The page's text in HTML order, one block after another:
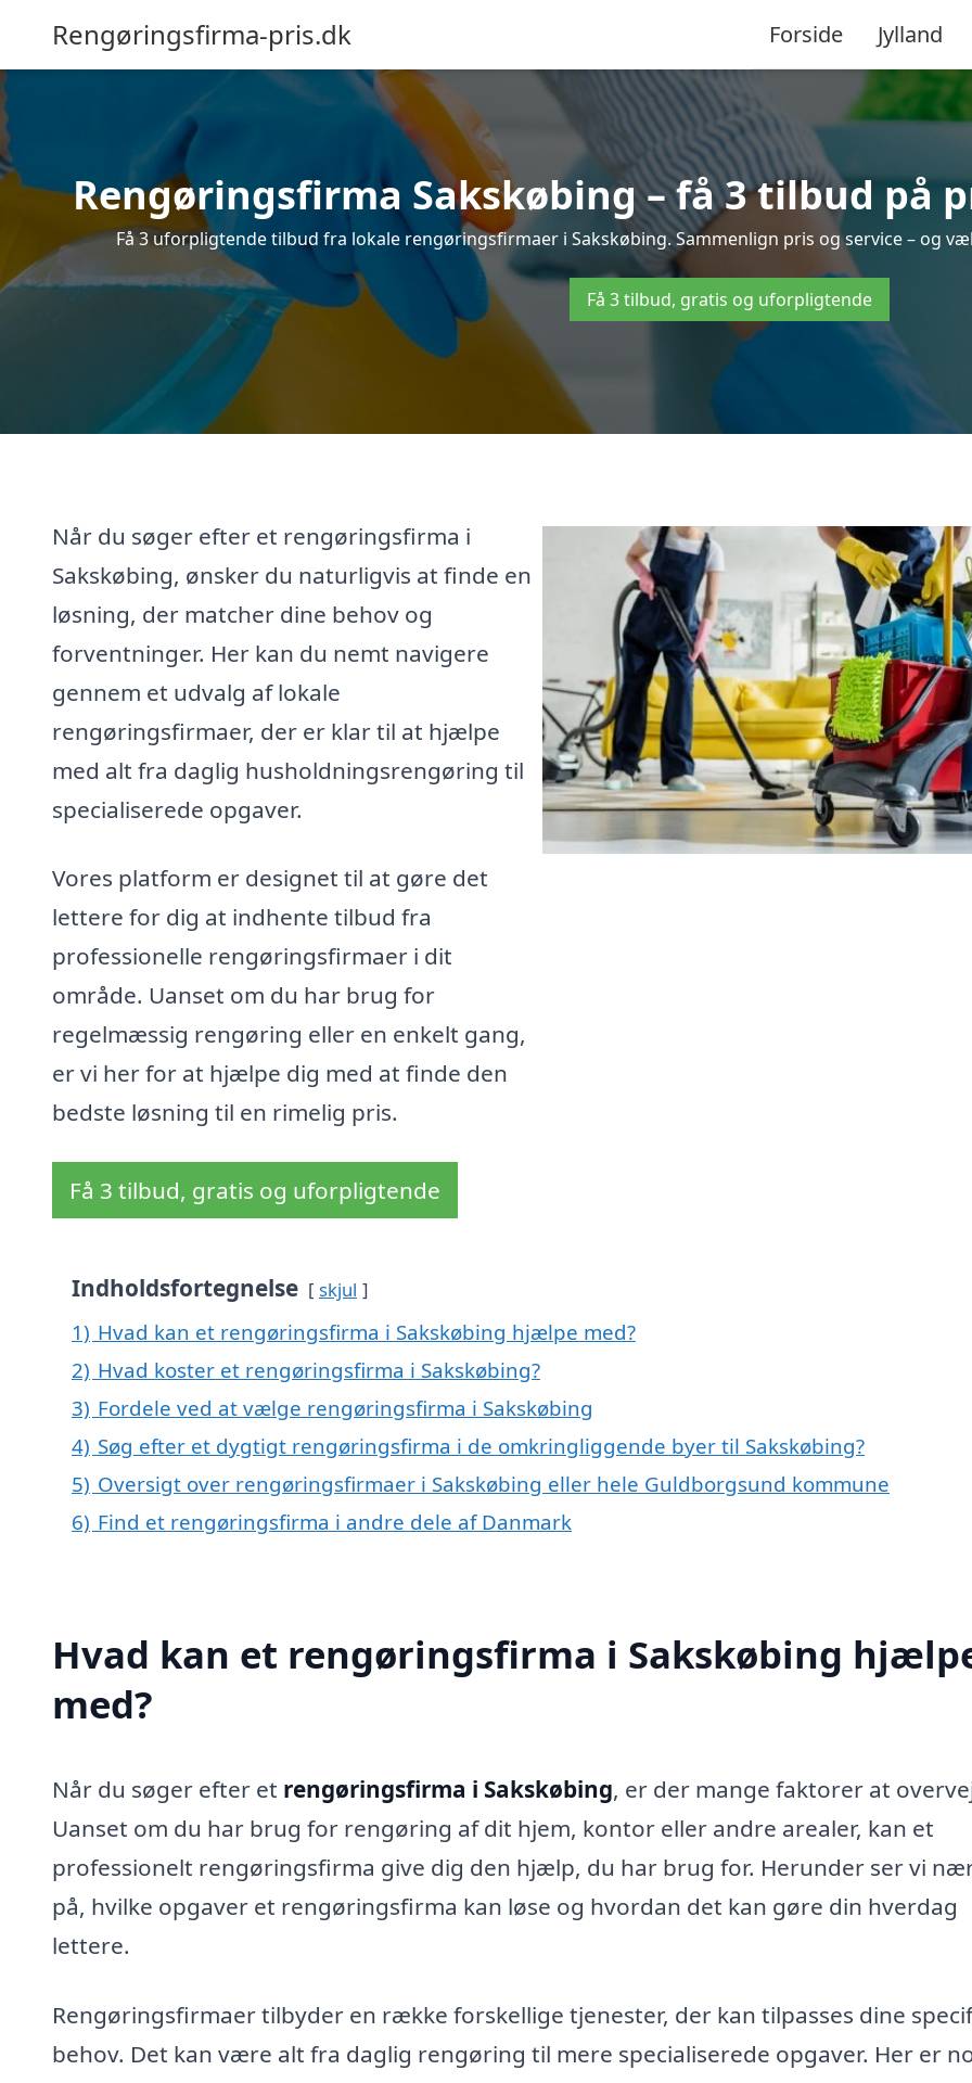
Rengøringsfirma-pris.dk Forside Jylland
Rengøringsfirma Sakskøbing – få 3 tilbud på
Få 3 uforpligtende tilbud fra lokale rengøringsfirmaer i Sakskøbing. Sammenlign pris og service – og
Få 3 tilbud, gratis og uforpligtende
Når du søger efter et rengøringsfirma i
Sakskøbing, ønsker du naturligvis at finde en
løsning, der matcher dine behov og
forventninger. Her kan du nemt navigere
gennem et udvalg af lokale
rengøringsfirmaer, der er klar til at hjælpe
med alt fra daglig husholdningsrengøring til
specialiserede opgaver.
Vores platform er designet til at gøre det
lettere for dig at indhente tilbud fra
professionelle rengøringsfirmaer i dit
område. Uanset om du har brug for
regelmæssig rengøring eller en enkelt gang,
er vi her for at hjælpe dig med at finde den
bedste løsning til en rimelig pris.
Få 3 tilbud, gratis og uforpligtende
Indholdsfortegnelse skjul
1) Hvad kan et rengøringsfirma i Sakskøbing hjælpe med?
2) Hvad koster et rengøringsfirma i Sakskøbing?
3) Fordele ved at vælge rengøringsfirma i Sakskøbing
4) Søg efter et dygtigt rengøringsfirma i de omkringliggende byer til Sakskøbing?
5) Oversigt over rengøringsfirmaer i Sakskøbing eller hele Guldborgsund kommune
6) Find et rengøringsfirma i andre dele af Danmark
Hvad kan et rengøringsfirma i Sakskøbing
med?
Når du søger efter et rengøringsfirma i Sakskøbing, er der mange faktorer at
Uanset om du har brug for rengøring af dit hjem, kontor eller andre arealer, kan et
professionelt rengøringsfirma give dig den hjælp, du har brug for. Herunder ser vi
på, hvilke opgaver et rengøringsfirma kan løse og hvordan det kan gøre din hverdag
lettere.
Rengøringsfirmaer tilbyder en række forskellige tjenester, der kan tilpasses dine
behov. Det kan være alt fra daglig rengøring til mere specialiserede opgaver. Her er